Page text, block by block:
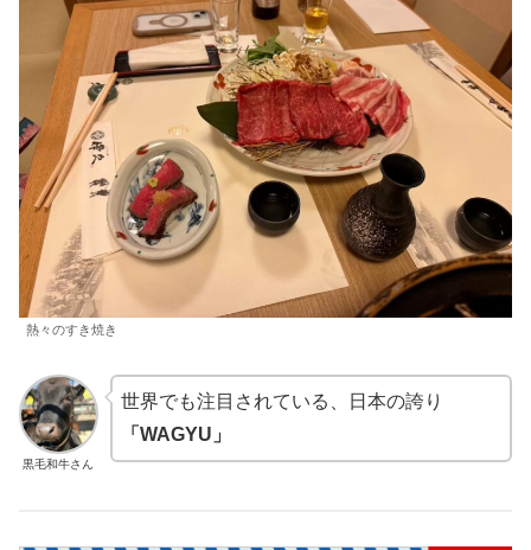
熱々のすき焼き
黒毛和牛さん
世界でも注目されている、日本の誇り
「WAGYU」